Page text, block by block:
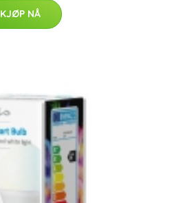
KJØP NÅ